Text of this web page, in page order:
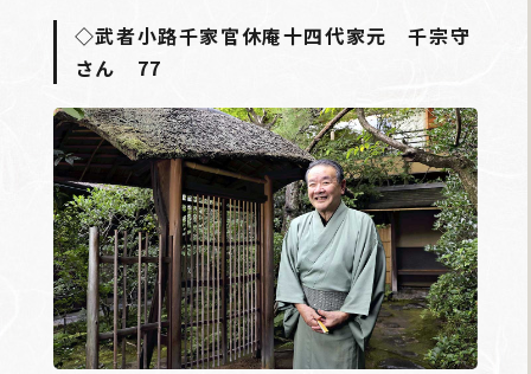
◇武者小路千家官休庵十四代家元 千宗守
さん 77